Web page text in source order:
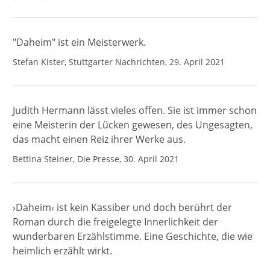
"Daheim" ist ein Meisterwerk.
Stefan Kister, Stuttgarter Nachrichten, 29. April 2021
Judith Hermann lässt vieles offen. Sie ist immer schon
eine Meisterin der Lücken gewesen, des Ungesagten,
das macht einen Reiz ihrer Werke aus.
Bettina Steiner, Die Presse, 30. April 2021
›Daheim‹ ist kein Kassiber und doch berührt der
Roman durch die freigelegte Innerlichkeit der
wunderbaren Erzählstimme. Eine Geschichte, die wie
heimlich erzählt wirkt.